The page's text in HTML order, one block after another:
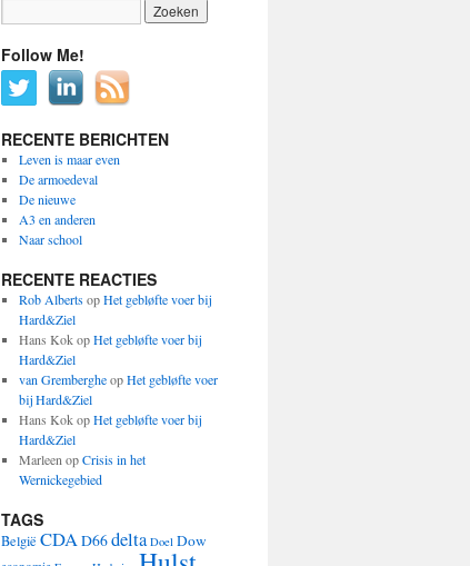
Follow Me!
RECENTE BERICHTEN
Leven is maar even
De armoedeval
De nieuwe
A3 en anderen
Naar school
RECENTE REACTIES
Rob AlbertsopHet gebløfte voer bij
Hard&Ziel
Hans KokopHet gebløfte voer bij
Hard&Ziel
van GrembergheopHet gebløfte voer
bij Hard&Ziel
Hans KokopHet gebløfte voer bij
Hard&Ziel
Marleen opCrisis in het
Wernickegebied
TAGS
België CDAD66delta Doel Dow